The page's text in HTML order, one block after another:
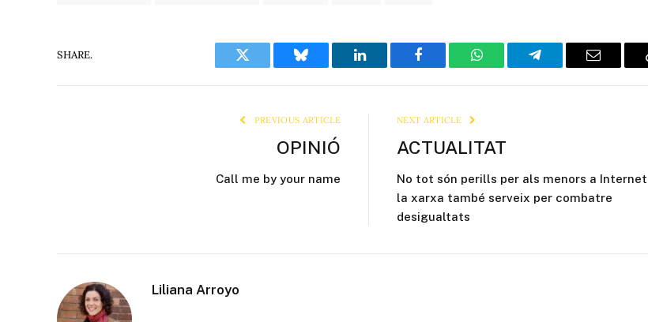
SHARE.
Twitter Bluesky LinkedIn Facebook WhatsAppTelegram Email
PREVIOUS ARTICLE
OPINIÓ
Call me by your name
NEXT ARTICLE
ACTUALITAT
No tot són perills per als menors a
la xarxa també serveix per combatre
desigualtats
Liliana Arroyo